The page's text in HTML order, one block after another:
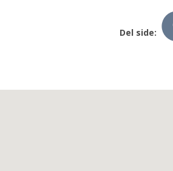
Del side: